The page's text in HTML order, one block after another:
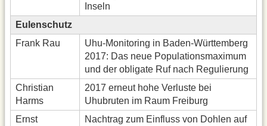
Inseln
Eulenschutz
Frank Rau
Uhu-Monitoring in Baden-Württemberg
2017: Das neue Populationsmaximum
und der obligate Ruf nach Regulierung
Christian
Harms
2017 erneut hohe Verluste bei
Uhubruten im Raum Freiburg
Ernst
Nachtrag zum Einfluss von Dohlen auf